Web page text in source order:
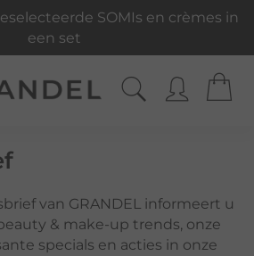
SOMIs en crèmes in
een set
van GRANDEL informeert u
& make-up trends, onze
specials en acties in onze